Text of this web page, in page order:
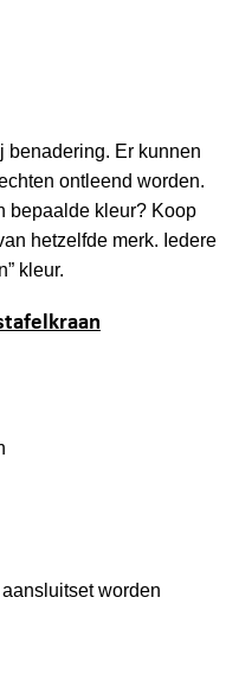
benadering. Er kunnen
ontleend worden.
bepaalde kleur? Koop
hetzelfde merk. Iedere
kleur.
worden